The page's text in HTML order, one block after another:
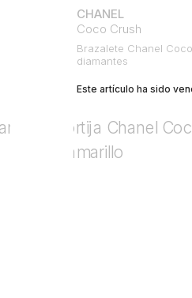
CHANEL
Coco Crush
Brazalete Chanel
diamantes
Este artículo ha sido